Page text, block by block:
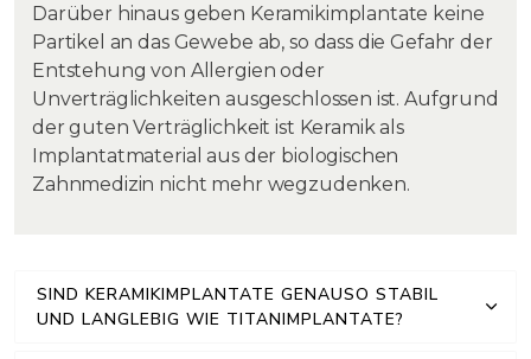
Darüber hinaus geben Keramikimplantate keine
Partikel an das Gewebe ab, so dass die Gefahr der
Entstehung von Allergien oder
Unverträglichkeiten ausgeschlossen ist. Aufgrund
der guten Verträglichkeit ist Keramik als
Implantatmaterial aus der biologischen
Zahnmedizin nicht mehr wegzudenken.
SIND KERAMIKIMPLANTATE GENAUSO STABIL
UND LANGLEBIG WIE TITANIMPLANTATE?